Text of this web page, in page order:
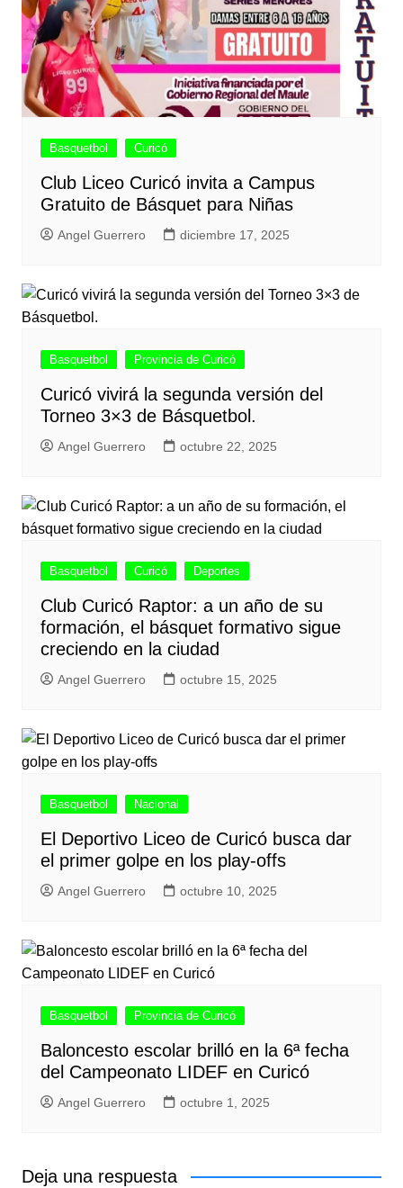
Basquetbol Curicó
Club Liceo Curicó invita a Campus
Gratuito de Básquet para Niñas
Angel Guerrero diciembre 17, 2025
Basquetbol Provincia de Curicó
Curicó vivirá la segunda versión del
Torneo 3×3 de Básquetbol.
Angel Guerrero octubre 22, 2025
Basquetbol Curicó Deportes
Club Curicó Raptor: a un año de su
formación, el básquet formativo sigue
creciendo en la ciudad
Angel Guerrero octubre 15, 2025
Basquetbol Nacional
El Deportivo Liceo de Curicó busca dar
el primer golpe en los play-offs
Angel Guerrero octubre 10, 2025
Basquetbol Provincia de Curicó
Baloncesto escolar brilló en la 6ª fecha
del Campeonato LIDEF en Curicó
Angel Guerrero octubre 1, 2025
Deja una respuesta